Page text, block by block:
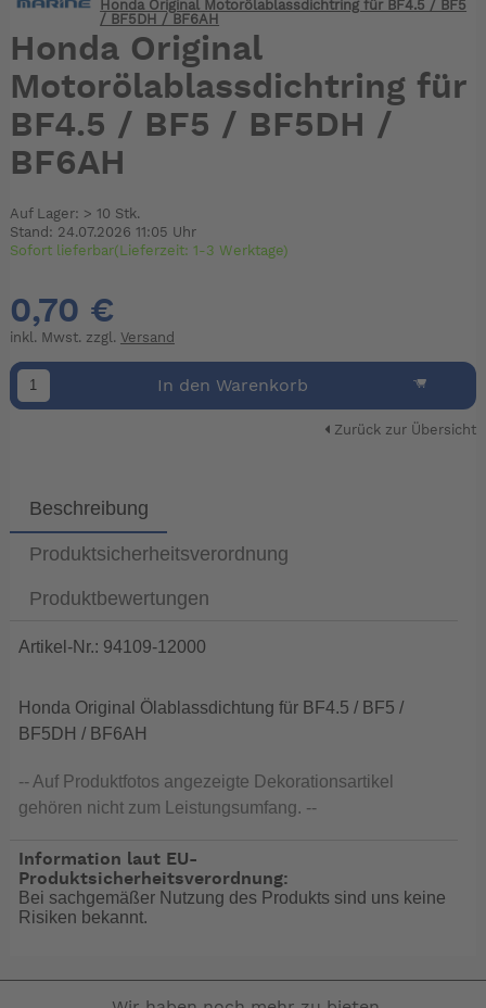
Honda Original Motorölablassdichtring für BF4.5 / BF5
/ BF5DH / BF6AH
Honda Original
Motorölablassdichtring für
BF4.5 / BF5 / BF5DH /
BF6AH
Auf Lager: > 10 Stk.
Stand: 24.07.2026 11:05 Uhr
Sofort lieferbar(Lieferzeit: 1-3 Werktage)
0,70 €
inkl. Mwst. zzgl. Versand
In den Warenkorb
Zurück zur Übersicht
Beschreibung
Produktsicherheitsverordnung
Produktbewertungen
Artikel-Nr.: 94109-12000
Honda Original Ölablassdichtung für BF4.5 / BF5 /
BF5DH / BF6AH
-- Auf Produktfotos angezeigte Dekorationsartikel
gehören nicht zum Leistungsumfang. --
Information laut EU-
Produktsicherheitsverordnung:
Bei sachgemäßer Nutzung des Produkts sind uns keine
Risiken bekannt.